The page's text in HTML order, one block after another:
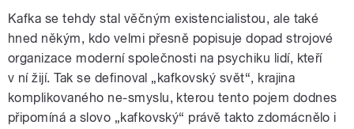
Kafka se tehdy stal věčným existencialistou, ale také
hned někým, kdo velmi přesně popisuje dopad strojové
organizace moderní společnosti na psychiku lidí, kteří
v ní žijí. Tak se definoval „kafkovský svět“, krajina
komplikovaného ne-smyslu, kterou tento pojem dodnes
připomíná a slovo „kafkovský“ právě takto zdomácnělo i